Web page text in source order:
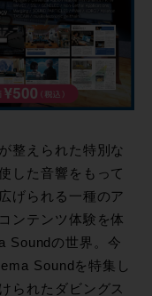
整えられた特別な
した音響をもって
げられる一種のア
ンテンツ体験を体
Soundの世界。今
Soundを特集し
られたダビングス